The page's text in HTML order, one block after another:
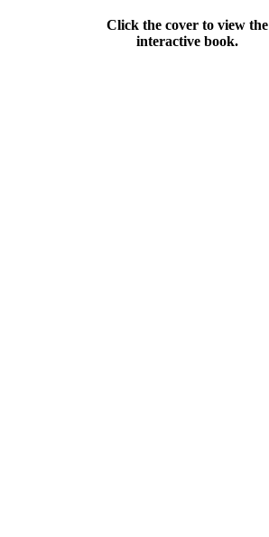
Click the cover to view the
interactive book.